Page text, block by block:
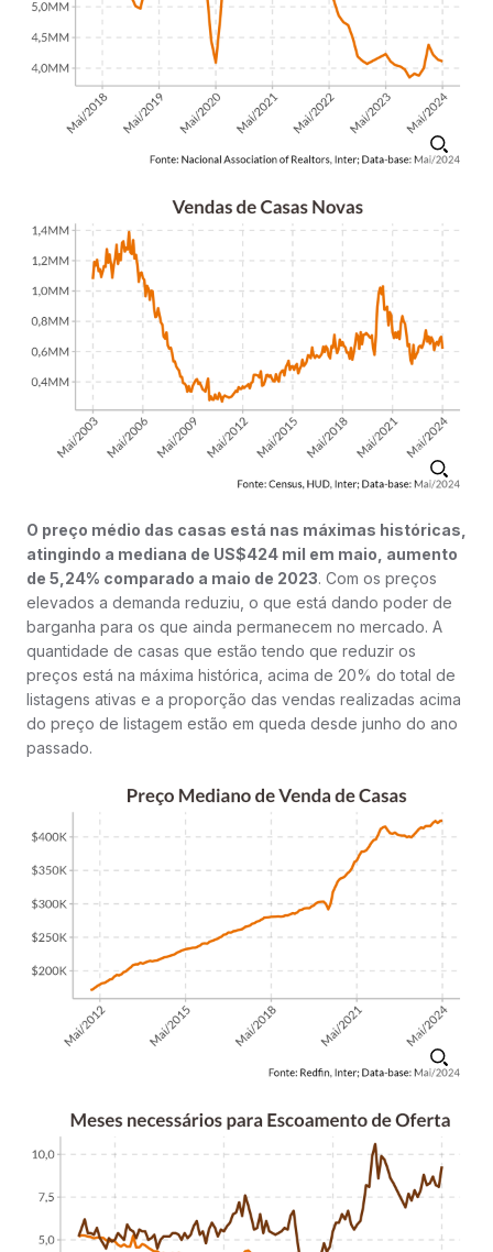
O preço médio das casas está nas máximas históricas,
atingindo a mediana de US$424 mil em maio, aumento
de 5,24% comparado a maio de 2023. Com os preços
elevados a demanda reduziu, o que está dando poder de
barganha para os que ainda permanecem no mercado. A
quantidade de casas que estão tendo que reduzir os
preços está na máxima histórica, acima de 20% do total de
listagens ativas e a proporção das vendas realizadas acima
do preço de listagem estão em queda desde junho do ano
passado.